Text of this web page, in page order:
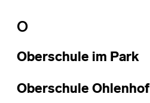
O
Oberschule im Park
Oberschule Ohlenhof